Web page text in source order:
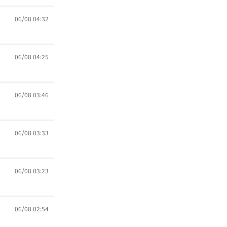
06/08 04:32
06/08 04:25
06/08 03:46
06/08 03:33
06/08 03:23
06/08 02:54